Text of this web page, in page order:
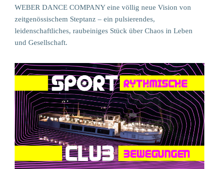
WEBER DANCE COMPANY eine völlig neue Vision von
zeitgenössischem Steptanz – ein pulsierendes,
leidenschaftliches, raubeiniges Stück über Chaos in Leben
und Gesellschaft.